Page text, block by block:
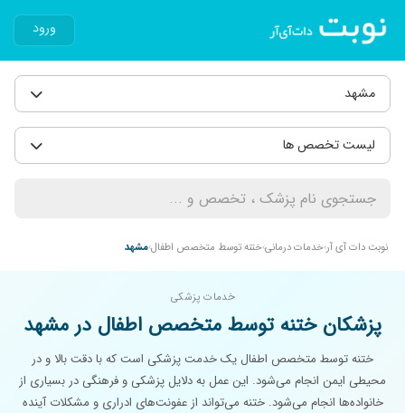
ورود
مشهد
لیست تخصص ها
نوبت دات آی آر خدمات درمانیختنه توسط متخصص اطفالمشهد
خدمات پزشکی
پزشکان ختنه توسط متخصص اطفال در مشهد
ختنه توسط متخصص اطفال یک خدمت پزشکی است که با دقت بالا و در
محیطی ایمن انجام می‌شود. این عمل به دلایل پزشکی و فرهنگی در بسیاری از
خانواده‌ها انجام می‌شود. ختنه می‌تواند از عفونت‌های ادراری و مشکلات آینده